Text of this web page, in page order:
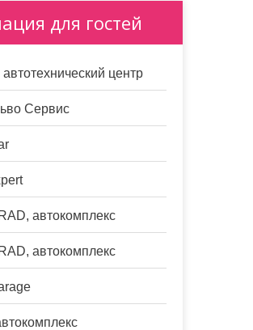
для гостей
центр
Сервис
автокомплекс
автокомплекс